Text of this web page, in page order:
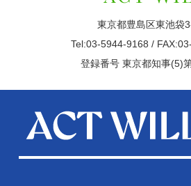
東京都豊島区東池袋
Tel:03-5944-9168 /
登録番号 東京都知事(5)